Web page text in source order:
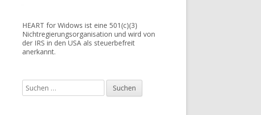
HEART for Widows ist eine 501(c)(3)
Nichtregierungsorganisation und wird von
der IRS in den USA als steuerbefreit
anerkannt.
Suche
nach: